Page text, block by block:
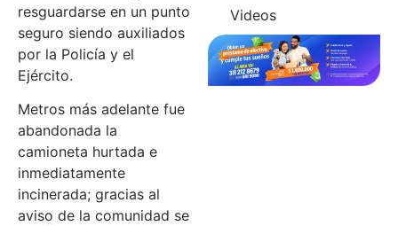
resguardarse en un punto
seguro siendo auxiliados
por la Policía y el
Ejército.
Metros más adelante fue
abandonada la
camioneta hurtada e
inmediatamente
incinerada; gracias al
aviso de la comunidad se
Videos